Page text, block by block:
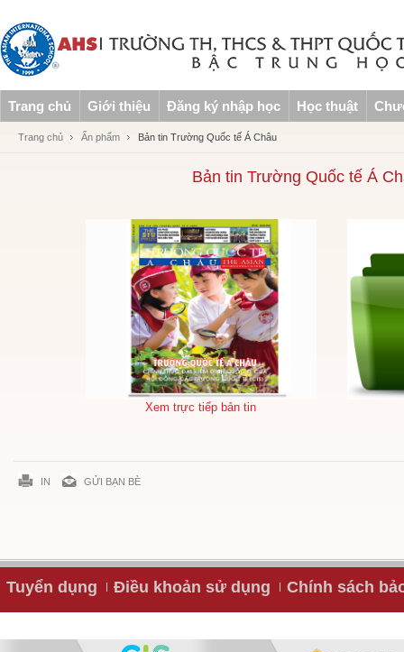
Trang chủ Giới thiệu Đăng ký nhập học Học thuật
Trang chủ Ấn phẩm Bản tin Trường Quốc tế Á Châu
Bản tin Trường Quốc tế Á
Xem trực tiếp bản tin
IN GỬI BẠN BÈ
Tuyển dụng Điều khoản sử dụng Chính sách